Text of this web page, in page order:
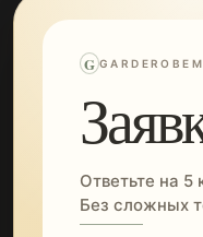
G
Ответьте на 5
Без сложных